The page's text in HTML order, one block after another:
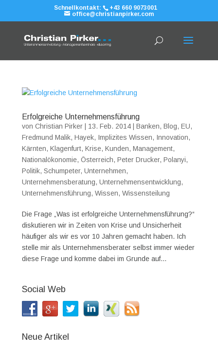
Schnellkontakt:
+43 660 9073001
office@christianpirker.com
Erfolgreiche Unternehmensführung
von Christian Pirker| 13. Feb. 2014| Banken, Blog, EU,
Fredmund Malik, Hayek, Implizites Wissen, Innovation,
Kärnten, Klagenfurt, Krise, Kunden, Management,
Nationalökonomie, Österreich, Peter Drucker, Polanyi,
Politik, Schumpeter, Unternehmen,
Unternehmensberatung, Unternehmensentwicklung,
Unternehmensführung, Wissen, Wissensteilung
Die Frage „Was ist erfolgreiche Unternehmensführung?“
diskutieren wir in Zeiten von Krise und Unsicherheit
häufiger als wir es vor 10 Jahren gemacht haben. Ich
stelle mir als Unternehmensberater selbst immer wieder
diese Frage und komme dabei im Grunde auf...
Social Web
Neue Artikel